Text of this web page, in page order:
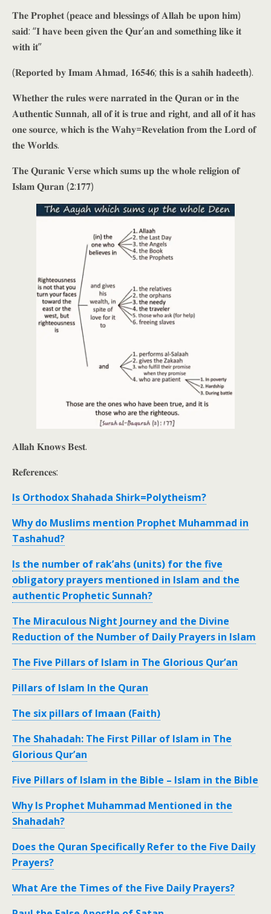
𝐓𝐡𝐞 𝐏𝐫𝐨𝐩𝐡𝐞𝐭 (𝐩𝐞𝐚𝐜𝐞 𝐚𝐧𝐝 𝐛𝐥𝐞𝐬𝐬𝐢𝐧𝐠𝐬 𝐨𝐟 𝐀𝐥𝐥𝐚𝐡 𝐛𝐞 𝐮𝐩𝐨𝐧 𝐡𝐢𝐦)
𝐬𝐚𝐢𝐝: “𝐈 𝐡𝐚𝐯𝐞 𝐛𝐞𝐞𝐧 𝐠𝐢𝐯𝐞𝐧 𝐭𝐡𝐞 𝐐𝐮𝐫’𝐚𝐧 𝐚𝐧𝐝 𝐬𝐨𝐦𝐞𝐭𝐡𝐢𝐧𝐠 𝐥𝐢𝐤𝐞 𝐢𝐭
𝐰𝐢𝐭𝐡 𝐢𝐭”
(𝐑𝐞𝐩𝐨𝐫𝐭𝐞𝐝 𝐛𝐲 𝐈𝐦𝐚𝐦 𝐀𝐡𝐦𝐚𝐝, 𝟏𝟔𝟓𝟒𝟔; 𝐭𝐡𝐢𝐬 𝐢𝐬 𝐚 𝐬𝐚𝐡𝐢𝐡 𝐡𝐚𝐝𝐞𝐞𝐭𝐡).
𝐖𝐡𝐞𝐭𝐡𝐞𝐫 𝐭𝐡𝐞 𝐫𝐮𝐥𝐞𝐬 𝐰𝐞𝐫𝐞 𝐧𝐚𝐫𝐫𝐚𝐭𝐞𝐝 𝐢𝐧 𝐭𝐡𝐞 𝐐𝐮𝐫𝐚𝐧 𝐨𝐫 𝐢𝐧 𝐭𝐡𝐞
𝐀𝐮𝐭𝐡𝐞𝐧𝐭𝐢𝐜 𝐒𝐮𝐧𝐧𝐚𝐡, 𝐚𝐥𝐥 𝐨𝐟 𝐢𝐭 𝐢𝐬 𝐭𝐫𝐮𝐞 𝐚𝐧𝐝 𝐫𝐢𝐠𝐡𝐭, 𝐚𝐧𝐝 𝐚𝐥𝐥 𝐨𝐟 𝐢𝐭 𝐡𝐚𝐬
𝐨𝐧𝐞 𝐬𝐨𝐮𝐫𝐜𝐞, 𝐰𝐡𝐢𝐜𝐡 𝐢𝐬 𝐭𝐡𝐞 𝐖𝐚𝐡𝐲=𝐑𝐞𝐯𝐞𝐥𝐚𝐭𝐢𝐨𝐧 𝐟𝐫𝐨𝐦 𝐭𝐡𝐞 𝐋𝐨𝐫𝐝 𝐨𝐟
𝐭𝐡𝐞 𝐖𝐨𝐫𝐥𝐝𝐬.
𝐓𝐡𝐞 𝐐𝐮𝐫𝐚𝐧𝐢𝐜 𝐕𝐞𝐫𝐬𝐞 𝐰𝐡𝐢𝐜𝐡 𝐬𝐮𝐦𝐬 𝐮𝐩 𝐭𝐡𝐞 𝐰𝐡𝐨𝐥𝐞 𝐫𝐞𝐥𝐢𝐠𝐢𝐨𝐧 𝐨𝐟
𝐈𝐬𝐥𝐚𝐦 𝐐𝐮𝐫𝐚𝐧 (𝟐:𝟏𝟕𝟕)
𝐀𝐥𝐥𝐚𝐡 𝐊𝐧𝐨𝐰𝐬 𝐁𝐞𝐬𝐭.
𝐑𝐞𝐟𝐞𝐫𝐞𝐧𝐜𝐞𝐬:
Is Orthodox Shahada Shirk=Polytheism?
Why do Muslims mention Prophet Muhammad in
Tashahud?
Is the number of rak’ahs (units) for the five
obligatory prayers mentioned in Islam and the
authentic Prophetic Sunnah?
The Miraculous Night Journey and the Divine
Reduction of the Number of Daily Prayers in Islam
The Five Pillars of Islam in The Glorious Qur’an
Pillars of Islam In the Quran
The six pillars of Imaan (Faith)
The Shahadah: The First Pillar of Islam in The
Glorious Qur’an
Five Pillars of Islam in the Bible – Islam in the Bible
Why Is Prophet Muhammad Mentioned in the
Shahadah?
Does the Quran Specifically Refer to the Five Daily
Prayers?
What Are the Times of the Five Daily Prayers?